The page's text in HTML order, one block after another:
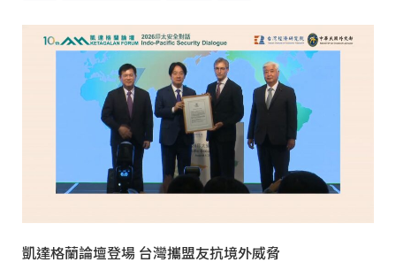
凱達格蘭論壇登場 台灣攜盟友抗境外威脅